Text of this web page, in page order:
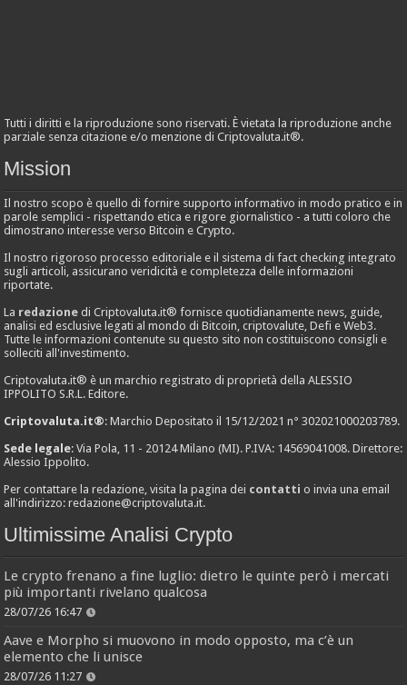
Tutti i diritti e la riproduzione sono riservati. È vietata la riproduzione anche
parziale senza citazione e/o menzione di Criptovaluta.it®.
Mission
Il nostro scopo è quello di fornire supporto informativo in modo pratico e in
parole semplici - rispettando etica e rigore giornalistico - a tutti coloro che
dimostrano interesse verso Bitcoin e Crypto.
Il nostro rigoroso processo editoriale e il sistema di fact checking integrato
sugli articoli, assicurano veridicità e completezza delle informazioni
riportate.
La redazione di Criptovaluta.it® fornisce quotidianamente news, guide,
analisi ed esclusive legati al mondo di Bitcoin, criptovalute, Defi e Web3.
Tutte le informazioni contenute su questo sito non costituiscono consigli e
solleciti all'investimento.
Criptovaluta.it® è un marchio registrato di proprietà della ALESSIO
IPPOLITO S.R.L. Editore.
Criptovaluta.it®: Marchio Depositato il 15/12/2021 n° 302021000203789.
Sede legale: Via Pola, 11 - 20124 Milano (MI). P.IVA: 14569041008. Direttore:
Alessio Ippolito.
Per contattare la redazione, visita la pagina dei contatti o invia una email
all'indirizzo:redazione@criptovaluta.it.
Ultimissime Analisi Crypto
Le crypto frenano a fine luglio: dietro le quinte però i mercati
più importanti rivelano qualcosa
28/07/26 16:47
Aave e Morpho si muovono in modo opposto, ma c’è un
elemento che li unisce
28/07/26 11:27